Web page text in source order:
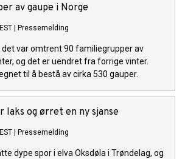
av gaupe i Norge
Pressemelding
det var omtrent 90 familiegrupper av
og det er uendret fra forrige vinter.
til å bestå av cirka 530 gauper.
laks og ørret en ny sjanse
Pressemelding
dype spor i elva Oksdøla i Trøndelag, og